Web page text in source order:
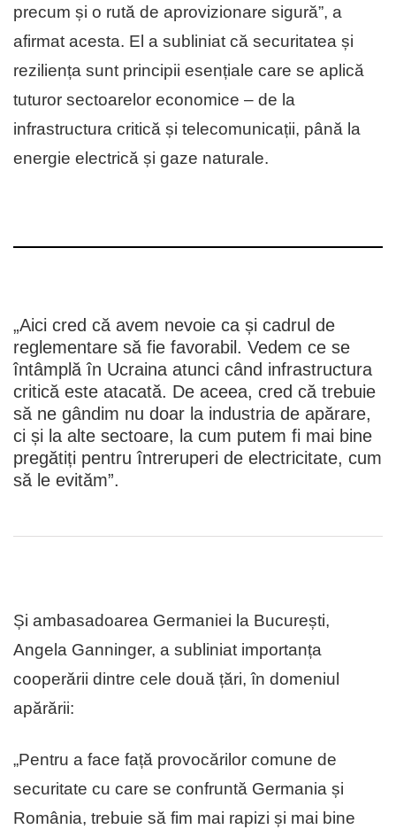
precum și o rută de aprovizionare sigură”, a
afirmat acesta. El a subliniat că securitatea și
reziliența sunt principii esențiale care se aplică
tuturor sectoarelor economice – de la
infrastructura critică și telecomunicații, până la
energie electrică și gaze naturale.
„Aici cred că avem nevoie ca și cadrul de
reglementare să fie favorabil. Vedem ce se
întâmplă în Ucraina atunci când infrastructura
critică este atacată. De aceea, cred că trebuie
să ne gândim nu doar la industria de apărare,
ci și la alte sectoare, la cum putem fi mai bine
pregătiți pentru întreruperi de electricitate, cum
să le evităm”.
Și ambasadoarea Germaniei la București,
Angela Ganninger, a subliniat importanța
cooperării dintre cele două țări, în domeniul
apărării:
„Pentru a face față provocărilor comune de
securitate cu care se confruntă Germania și
România, trebuie să fim mai rapizi și mai bine